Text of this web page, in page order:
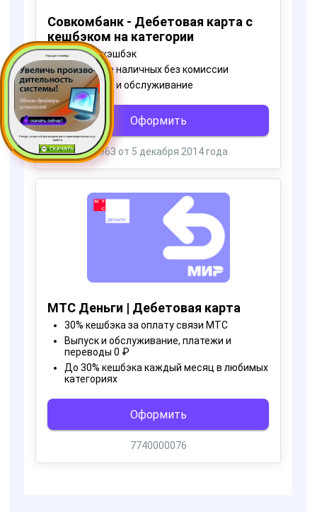
Пора для Апгрейда
Ресурс, открытый для раздачи роста производительности ус
тройств